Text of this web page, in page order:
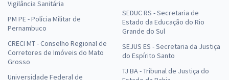
Vigilância Sanitária
PM PE - Polícia Militar de
Pernambuco
CRECI MT - Conselho Regional de
Corretores de Imóveis do Mato
Grosso
Universidade Federal de
SEDUC RS - Secretaria de
Estado da Educação do Rio
Grande do Sul
SEJUS ES - Secretaria da Justiça
do Espírito Santo
TJ BA - Tribunal de Justiça do